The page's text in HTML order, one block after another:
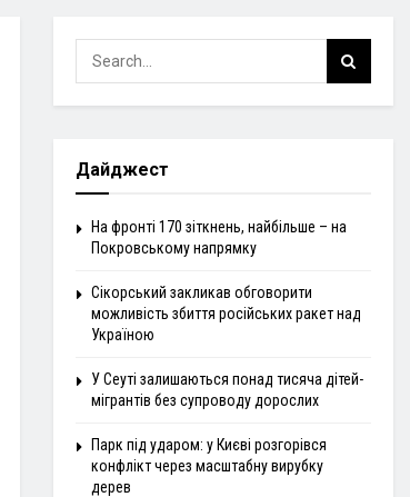
Дайджест
На фронті 170 зіткнень, найбільше – на
Покровському напрямку
Сікорський закликав обговорити
можливість збиття російських ракет над
Україною
У Сеуті залишаються понад тисяча дітей-
мігрантів без супроводу дорослих
Парк під ударом: у Києві розгорівся
конфлікт через масштабну вирубку
дерев